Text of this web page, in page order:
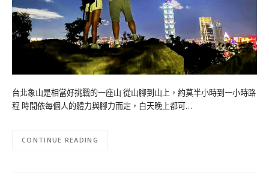
台北象山是相當好挑戰的一座山 從山腳到山上，約莫半小時到一小時路
程 時間依每個人的體力與腳力而定，白天晚上都可…
CONTINUE READING